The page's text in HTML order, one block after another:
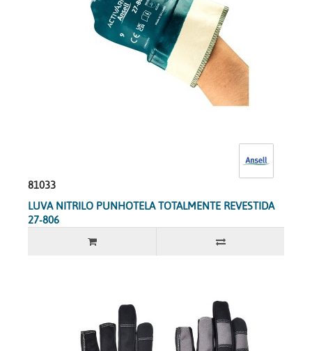
81033
LUVA NITRILO PUNHOTELA TOTALMENTE REVESTIDA
27-806